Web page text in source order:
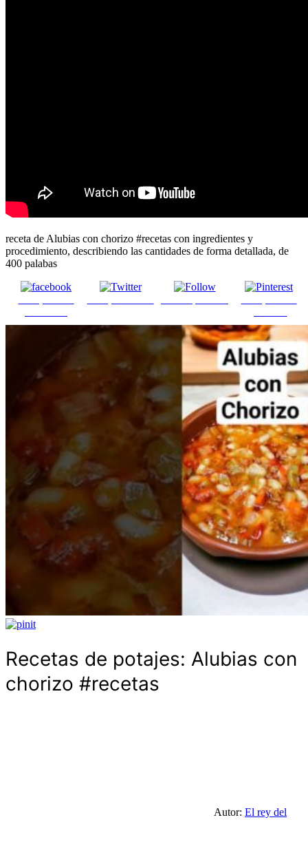
receta de Alubias con chorizo #recetas con ingredientes y
procedimiento, describiendo las cantidades de forma detallada, de
400 palabas
Recetas de potajes: Alubias con
chorizo #recetas
Autor: El rey del